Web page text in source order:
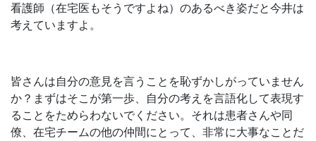
看護師（在宅医もそうですよね）のあるべき姿だと今井は
考えていますよ。
皆さんは自分の意見を言うことを恥ずかしがっていません
か？まずはそこが第一歩、自分の考えを言語化して表現す
ることをためらわないでください。それは患者さんや同
僚、在宅チームの他の仲間にとって、非常に大事なことだ